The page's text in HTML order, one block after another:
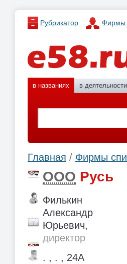
Рубрикатор Фирмы
в названиях в деятельности
Главная / Фирмы
ООО Русь
Филькин
Александр
Юрьевич,
директор
. , . , 24А